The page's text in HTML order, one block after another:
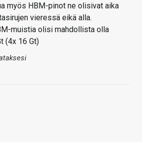
myös HBM-pinot ne olisivat aika
vieressä eikä alla.
muistia olisi mahdollista olla
(4x 16 Gt)